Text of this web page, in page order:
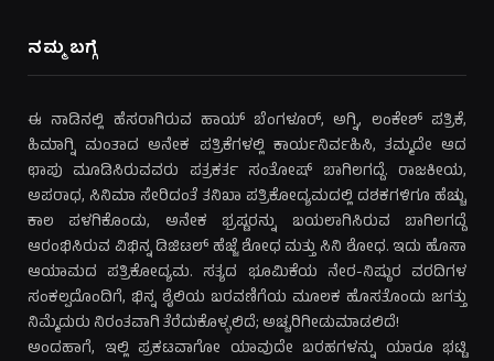
ನಮ್ಮ ಬಗ್ಗೆ
ಈ ನಾಡಿನಲ್ಲಿ ಹೆಸರಾಗಿರುವ ಹಾಯ್ ಬೆಂಗಳೂರ್, ಅಗ್ನಿ, ಲಂಕೇಶ್ ಪತ್ರಿಕೆ,
ಹಿಮಾಗ್ನಿ ಮಂತಾದ ಅನೇಕ ಪತ್ರಿಕೆಗಳಲ್ಲಿ ಕಾರ್ಯನಿರ್ವಹಿಸಿ, ತಮ್ಮದೇ ಆದ
ಛಾಪು ಮೂಡಿಸಿರುವವರು ಪತ್ರಕರ್ತ ಸಂತೋಷ್ ಬಾಗಿಲಗದ್ದೆ. ರಾಜಕೀಯ,
ಅಪರಾಧ, ಸಿನಿಮಾ ಸೇರಿದಂತೆ ತನಿಖಾ ಪತ್ರಿಕೋದ್ಯಮದಲ್ಲಿ ದಶಕಗಳಿಗೂ ಹೆಚ್ಚು
ಕಾಲ ಪಳಗಿಕೊಂಡು, ಅನೇಕ ಭ್ರಷ್ಟರನ್ನು ಬಯಲಾಗಿಸಿರುವ ಬಾಗಿಲಗದ್ದೆ
ಆರಂಭಿಸಿರುವ ವಿಭಿನ್ನ ಡಿಜಿಟಲ್ ಹೆಜ್ಜೆ ಶೋಧ ಮತ್ತು ಸಿನಿ ಶೋಧ. ಇದು ಹೊಸಾ
ಆಯಾಮದ ಪತ್ರಿಕೋದ್ಯಮ. ಸತ್ಯದ ಭೂಮಿಕೆಯ ನೇರ-ನಿಷ್ಠುರ ವರದಿಗಳ
ಸಂಕಲ್ಪದೊಂದಿಗೆ, ಭಿನ್ನ ಶೈಲಿಯ ಬರವಣಿಗೆಯ ಮೂಲಕ ಹೊಸತೊಂದು ಜಗತ್ತು
ನಿಮ್ಮೆದುರು ನಿರಂತವಾಗಿ ತೆರೆದುಕೊಳ್ಳಲಿದೆ; ಅಚ್ಚರಿಗೀಡುಮಾಡಲಿದೆ!
ಅಂದಹಾಗೆ, ಇಲ್ಲಿ ಪ್ರಕಟವಾಗೋ ಯಾವುದೇ ಬರಹಗಳನ್ನು ಯಾರೂ ಭಟ್ಟಿ